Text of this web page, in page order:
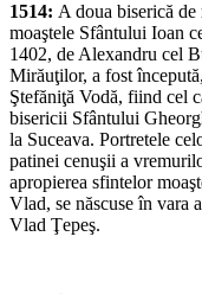
1514: A doua biserică de
moaştele Sfântului Ioan
1402, de Alexandru cel
Mirăuţilor, a fost
Ştefăniţă Vodă, fiind cel
bisericii Sfântului
la Suceava. Portretele
patinei cenuşii a
apropierea sfintelor
Vlad, se născuse în vara
Vlad Ţepeş.